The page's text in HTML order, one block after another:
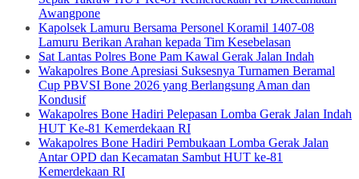
Awangpone
Kapolsek Lamuru Bersama Personel Koramil 1407-08
Lamuru Berikan Arahan kepada Tim Kesebelasan
Sat Lantas Polres Bone Pam Kawal Gerak Jalan Indah
Wakapolres Bone Apresiasi Suksesnya Turnamen Beramal
Cup PBVSI Bone 2026 yang Berlangsung Aman dan
Kondusif
Wakapolres Bone Hadiri Pelepasan Lomba Gerak Jalan Indah
HUT Ke-81 Kemerdekaan RI
Wakapolres Bone Hadiri Pembukaan Lomba Gerak Jalan
Antar OPD dan Kecamatan Sambut HUT ke-81
Kemerdekaan RI